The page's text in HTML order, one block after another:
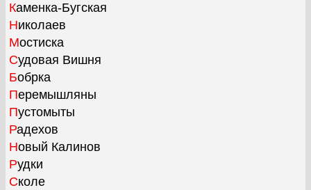
Каменка-Бугская
Николаев
Мостиска
Судовая Вишня
Бобрка
Перемышляны
Пустомыты
Радехов
Новый Калинов
Рудки
Сколе